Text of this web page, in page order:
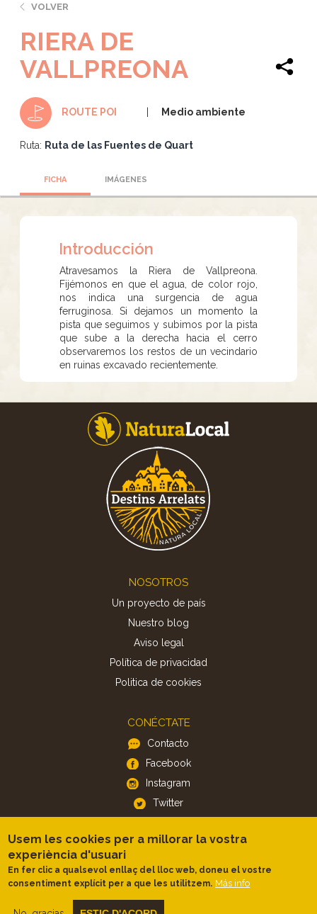
VOLVER
RIERA DE
VALLPREONA
ROUTE POI Medio ambiente
Ruta: Ruta de las Fuentes de Quart
FICHA IMÁGENES
Introducción
Atravesamos la Riera de Vallpreona.
Fijémonos en que el agua, de color rojo,
nos indica una surgencia de agua
ferruginosa. Si dejamos un momento la
pista que seguimos y subimos por la pista
que sube a la derecha hacia el cerro
observaremos los restos de un vecindario
en ruinas excavado recientemente.
NOSOTROS
Un proyecto de país
Nuestro blog
Aviso legal
Política de privacidad
Politica de cookies
CONÉCTATE
Contacto
Facebook
Instagram
Twitter
APP
iOS
Android
Usem les cookies per a millorar la vostra
experiència d'usuari
En fer clic a qualsevol enllaç del lloc web, doneu el vostre
consentiment explícit per a que les utilitzem. Más info